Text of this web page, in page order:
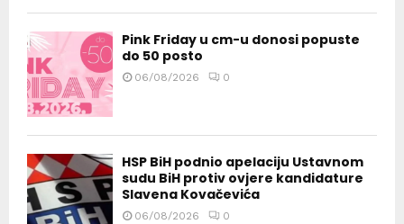
Pink Friday u cm-u donosi popuste
do 50 posto
06/08/2026 0
HSP BiH podnio apelaciju Ustavnom
sudu BiH protiv ovjere kandidature
Slavena Kovačevića
06/08/2026 0